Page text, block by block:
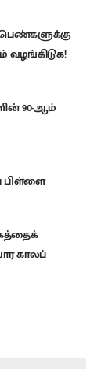
பெண்களுக்கு
வழங்கிடுக!
90-ஆம்
பிள்ளை
காலப்